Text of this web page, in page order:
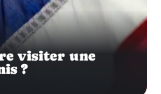
visiter une
?